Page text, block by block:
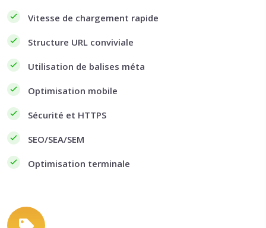
Vitesse de chargement rapide
Structure URL conviviale
Utilisation de balises méta
Optimisation mobile
Sécurité et HTTPS
SEO/SEA/SEM
Optimisation terminale